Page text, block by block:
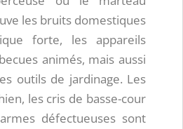
les bruits domestiques
forte, les appareils
animés, mais aussi
outils de jardinage. Les
les cris de basse-cour
défectueuses sont